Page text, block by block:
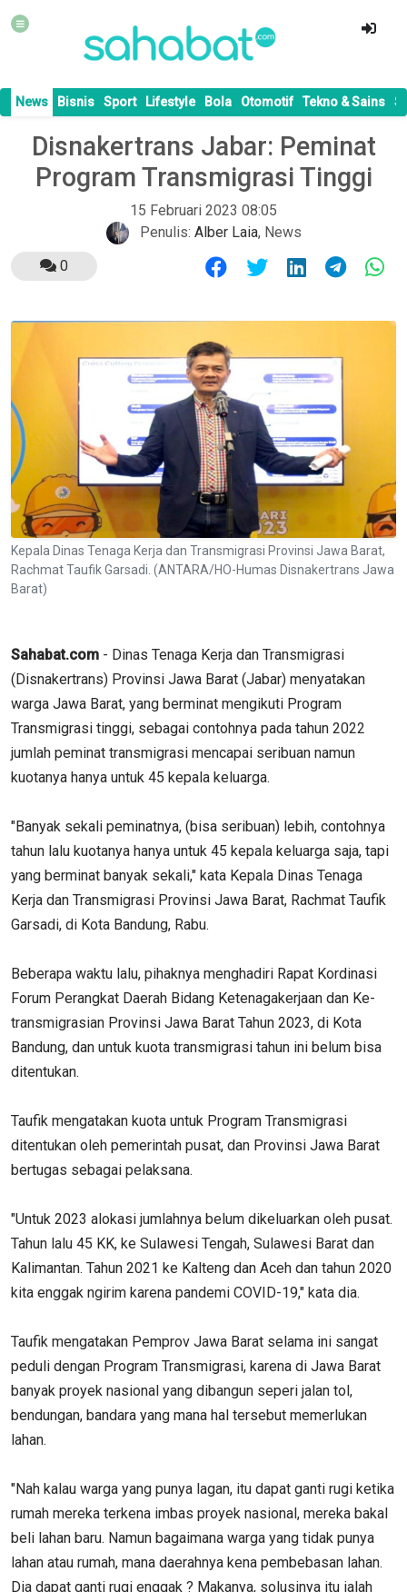
News Bisnis Sport Lifestyle Bola Otomotif Tekno & Sains
Disnakertrans Jabar: Peminat
Program Transmigrasi Tinggi
15 Februari 2023 08:05
Penulis: Alber Laia, News
0
Kepala Dinas Tenaga Kerja dan Transmigrasi Provinsi Jawa Barat,
Rachmat Taufik Garsadi. (ANTARA/HO-Humas Disnakertrans Jawa
Barat)
Sahabat.com - Dinas Tenaga Kerja dan Transmigrasi
(Disnakertrans) Provinsi Jawa Barat (Jabar) menyatakan
warga Jawa Barat, yang berminat mengikuti Program
Transmigrasi tinggi, sebagai contohnya pada tahun 2022
jumlah peminat transmigrasi mencapai seribuan namun
kuotanya hanya untuk 45 kepala keluarga.
"Banyak sekali peminatnya, (bisa seribuan) lebih, contohnya
tahun lalu kuotanya hanya untuk 45 kepala keluarga saja, tapi
yang berminat banyak sekali," kata Kepala Dinas Tenaga
Kerja dan Transmigrasi Provinsi Jawa Barat, Rachmat Taufik
Garsadi, di Kota Bandung, Rabu.
Beberapa waktu lalu, pihaknya menghadiri Rapat Kordinasi
Forum Perangkat Daerah Bidang Ketenagakerjaan dan Ke-
transmigrasian Provinsi Jawa Barat Tahun 2023, di Kota
Bandung, dan untuk kuota transmigrasi tahun ini belum bisa
ditentukan.
Taufik mengatakan kuota untuk Program Transmigrasi
ditentukan oleh pemerintah pusat, dan Provinsi Jawa Barat
bertugas sebagai pelaksana.
"Untuk 2023 alokasi jumlahnya belum dikeluarkan oleh pusat.
Tahun lalu 45 KK, ke Sulawesi Tengah, Sulawesi Barat dan
Kalimantan. Tahun 2021 ke Kalteng dan Aceh dan tahun 2020
kita enggak ngirim karena pandemi COVID-19," kata dia.
Taufik mengatakan Pemprov Jawa Barat selama ini sangat
peduli dengan Program Transmigrasi, karena di Jawa Barat
banyak proyek nasional yang dibangun seperi jalan tol,
bendungan, bandara yang mana hal tersebut memerlukan
lahan.
"Nah kalau warga yang punya lagan, itu dapat ganti rugi ketika
rumah mereka terkena imbas proyek nasional, mereka bakal
beli lahan baru. Namun bagaimana warga yang tidak punya
lahan atau rumah, mana daerahnya kena pembebasan lahan.
Dia dapat ganti rugi enggak ? Makanya, solusinya itu ialah